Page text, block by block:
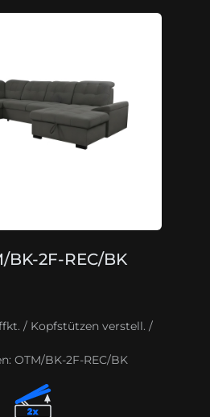
BK-2F-REC/BK
/ Kopfstützen verstell. /
OTM/BK-2F-REC/BK